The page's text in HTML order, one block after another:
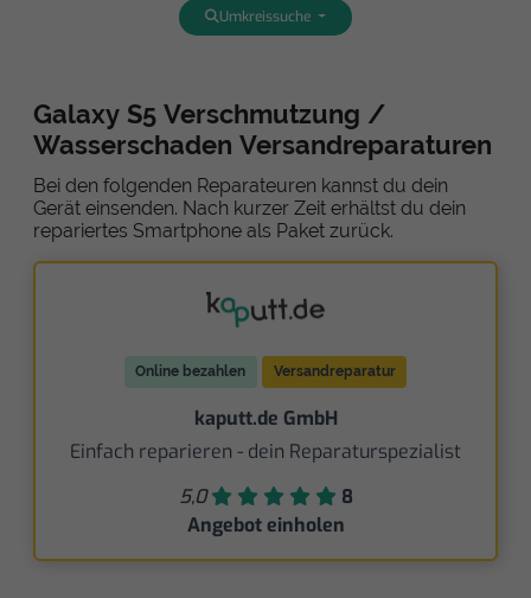
Umkreissuche
Galaxy S5 Verschmutzung /
Wasserschaden Versandreparaturen
Bei den folgenden Reparateuren kannst du dein
Gerät einsenden. Nach kurzer Zeit erhältst du dein
repariertes Smartphone als Paket zurück.
Online bezahlen Versandreparatur
kaputt.de GmbH
Einfach reparieren - dein Reparaturspezialist
5,0
8
Angebot einholen